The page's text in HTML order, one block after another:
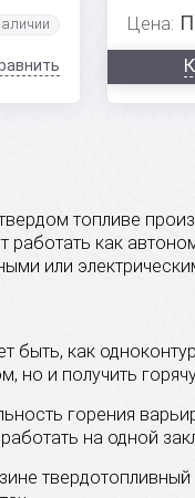
Цена:
топливе
как
или
быть, как
но и получить
горения
на одной
твердотопливный